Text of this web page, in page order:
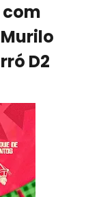
D2